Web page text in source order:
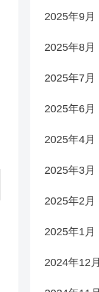
2025年9月
2025年8月
2025年7月
2025年6月
2025年4月
2025年3月
2025年2月
2025年1月
2024年12月